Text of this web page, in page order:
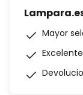
Mayor